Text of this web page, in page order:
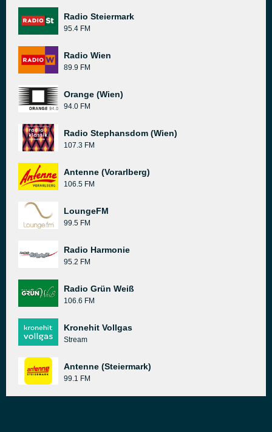
Radio Steiermark
95.4 FM
Radio Wien
89.9 FM
Orange (Wien)
94.0 FM
Radio Stephansdom (Wien)
107.3 FM
Antenne (Vorarlberg)
106.5 FM
LoungeFM
99.5 FM
Radio Harmonie
95.2 FM
Radio Grün Weiß
106.6 FM
Kronehit Vollgas
Stream
Antenne (Steiermark)
99.1 FM